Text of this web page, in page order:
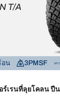
T/A
อน 3PMSF
ร์เรนที่ลุยโคลน ปี